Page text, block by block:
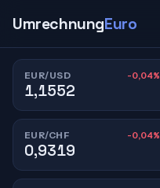
UmrechnungEuro
EUR/USD -0,04%
1,1552
EUR/CHF -0,04%
0,9319